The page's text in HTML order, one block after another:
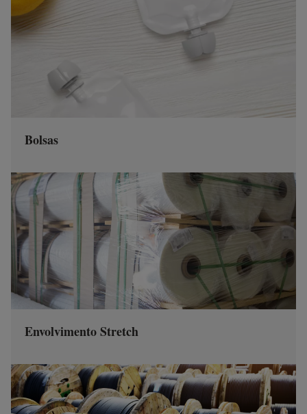
Bolsas
Envolvimento Stretch